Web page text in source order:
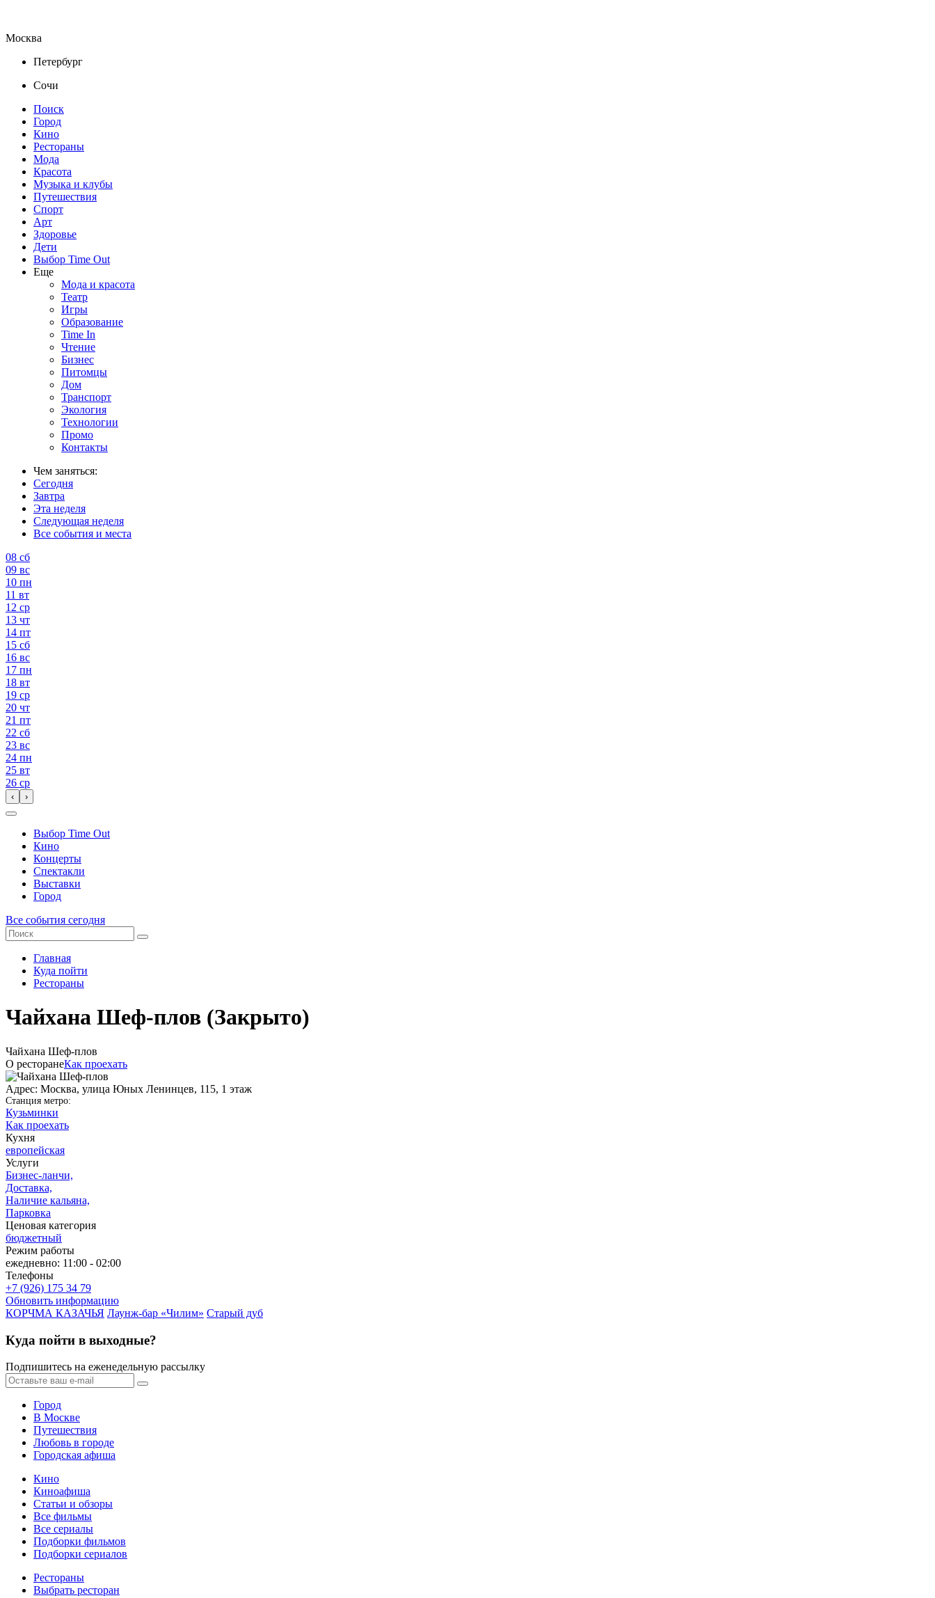
Москва
Петербург
Сочи
Поиск
Город
Кино
Рестораны
Мода
Красота
Музыка и клубы
Путешествия
Спорт
Арт
Здоровье
Дети
Выбор Time Out
Еще
Мода и красота
Театр
Игры
Образование
Time In
Чтение
Бизнес
Питомцы
Дом
Транспорт
Экология
Технологии
Промо
Контакты
Чем заняться:
Сегодня
Завтра
Эта неделя
Следующая неделя
Все события и места
08 сб
09 вс
10 пн
11 вт
12 ср
13 чт
14 пт
15 сб
16 вс
17 пн
18 вт
19 ср
20 чт
21 пт
22 сб
23 вс
24 пн
25 вт
26 ср
‹ ›
Выбор Time Out
Кино
Концерты
Спектакли
Выставки
Город
Все события сегодня
Главная
Куда пойти
Рестораны
Чайхана Шеф-плов (Закрыто)
Чайхана Шеф-плов
О ресторанеКак проехать
Адрес: Москва, улица Юных Ленинцев, 115, 1 этаж
Станция метро:
Кузьминки
Как проехать
Кухня
европейская
Услуги
Бизнес-ланчи,
Доставка,
Наличие кальяна,
Парковка
Ценовая категория
бюджетный
Режим работы
ежедневно: 11:00 - 02:00
Телефоны
+7 (926) 175 34 79
Обновить информацию
КОРЧМА КАЗАЧЬЯ Лаунж-бар «Чилим» Старый дуб
Куда пойти в выходные?
Подпишитесь на еженедельную рассылку
Город
В Москве
Путешествия
Любовь в городе
Городская афиша
Кино
Киноафиша
Статьи и обзоры
Все фильмы
Все сериалы
Подборки фильмов
Подборки сериалов
Рестораны
Выбрать ресторан